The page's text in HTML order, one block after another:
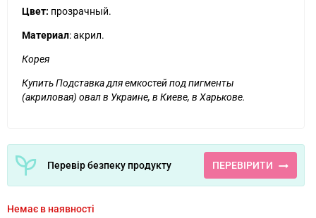
Цвет: прозрачный.
Материал: акрил.
Корея
Купить Подставка для емкостей под пигменты
(акриловая) овал в Украине, в Киеве, в Харькове.
Перевір безпеку продукту ПЕРЕВІРИТИ
Немає в наявності